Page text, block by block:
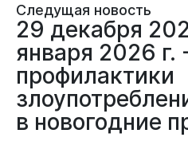
Следущая новость
29 декабря
января 2026 г.
профилактики
в новогодние